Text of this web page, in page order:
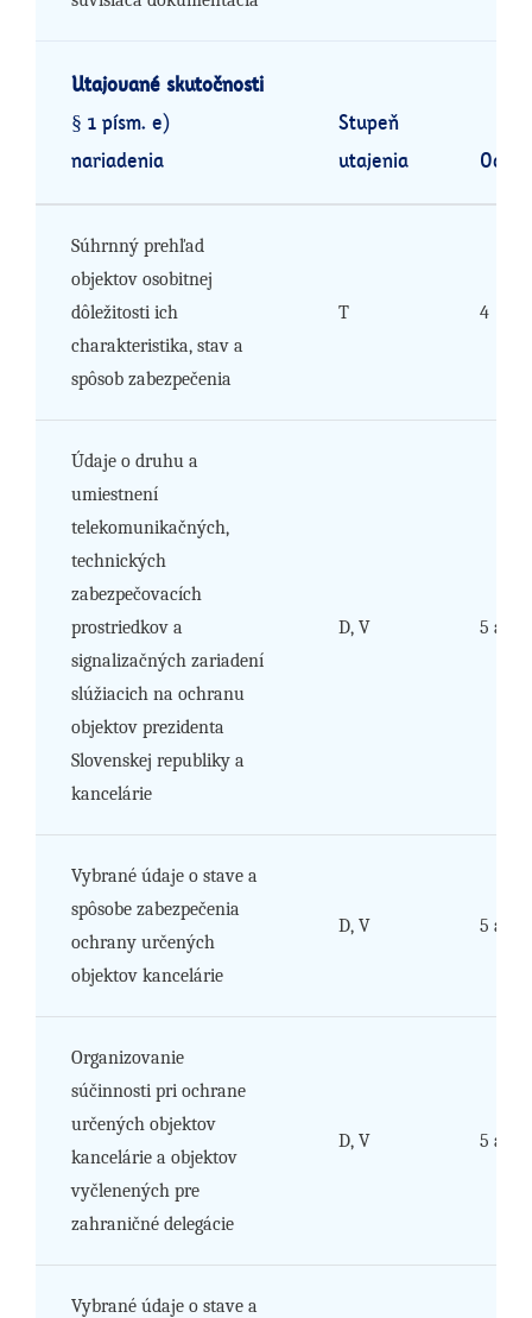
Utajované skutočnosti
§ 1 písm. e)
nariadenia
Stupeň
utajenia
Súhrnný prehľad
objektov osobitnej
dôležitosti ich
charakteristika, stav a
spôsob zabezpečenia
T 4
Údaje o druhu a
umiestnení
telekomunikačných,
technických
zabezpečovacích
prostriedkov a
signalizačných zariadení
slúžiacich na ochranu
objektov prezidenta
Slovenskej republiky a
kancelárie
D, V 5 a 6
Vybrané údaje o stave a
spôsobe zabezpečenia
ochrany určených
objektov kancelárie
D, V 5 a 6
Organizovanie
súčinnosti pri ochrane
určených objektov
kancelárie a objektov
vyčlenených pre
zahraničné delegácie
D, V 5 a 6
Vybrané údaje o stave a